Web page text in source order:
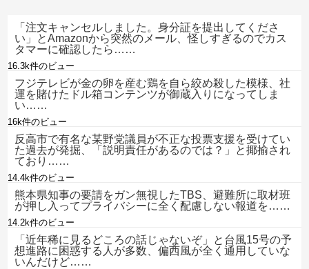
「注文キャンセルしました。身分証を提出してくださ
い」とAmazonから突然のメール、怪しすぎるのでカス
タマーに確認したら……
16.3k件のビュー
フジテレビが金の卵を産む鶏を自ら絞め殺した模様、社
運を賭けたドル箱コンテンツが御蔵入りになってしま
い……
16k件のビュー
反高市で有名な某野党議員が不正な投票支援を受けてい
た過去が発掘、「説明責任があるのでは？」と揶揄され
ており……
14.4k件のビュー
熊本県知事の要請をガン無視したTBS、避難所に取材班
が押し入ってプライバシーに全く配慮しない報道を……
14.2k件のビュー
「近年稀に見るどころの話じゃないぞ」と台風15号の予
想進路に困惑する人が多数、偏西風が全く通用していな
いんだけど……